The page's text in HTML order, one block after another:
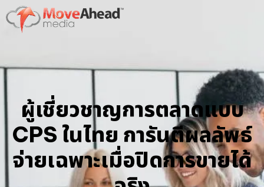
ผู้เชี่ยวชาญการตลาดแบบ
CPS ในไทย การันตีผลลัพธ์
จ่ายเฉพาะเมื่อปิดการขายได้